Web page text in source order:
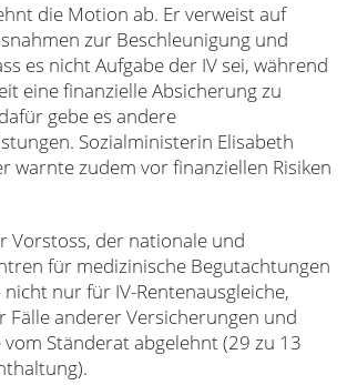
die Motion ab. Er verweist auf
zur Beschleunigung und
es nicht Aufgabe der IV sei, während
eine finanzielle Absicherung zu
gebe es andere
Sozialministerin Elisabeth
warnte zudem vor finanziellen Risiken
Vorstoss, der nationale und
für medizinische Begutachtungen
nur für IV-Rentenausgleiche,
Fälle anderer Versicherungen und
Ständerat abgelehnt (29 zu 13